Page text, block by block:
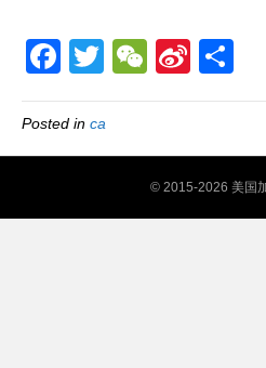
F
a
c
e
o
T
wi
tt
er
W
e
h
at
Si
n
W
ei
b
h
e
Posted in ca
© 2015-2026 美国